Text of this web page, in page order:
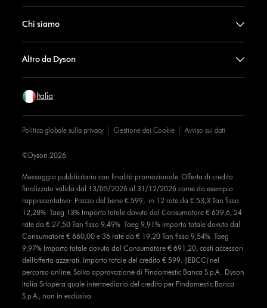
Chi siamo
Altro da Dyson
Italia
Politica globale sulla privacy Gestione dei Cookie Avviso sui dati
Messaggio pubblicitario con finalità promozionale. Offerta di credito
finalizzato valida dal 13/05/2026 al 31/12/2026 come da esempio
rappresentativo: Prezzo del bene € 599, in 12 rate da € 53,3 Tan fisso
12,28% Taeg 13% Importo totale dovuto dal Consumatore € 639,6, 24
rate da € 27,50 Tan fisso 9,49% Taeg 9,91% Importo totale dovuto dal
Consumatore € 660,00 e 36 rate da € 19,20 Tan fisso 9,54% Taeg
9,97% Importo totale dovuto dal Consumatore € 691,20, costi accessori
dell’offerta azzerati. Importo totale del credito € 599. (IEBCC) nel
percorso online. Salvo approvazione di Findomestic Banca S.p.A.. Dyson
Italia Srlopera quale intermediario del credito per Findomestic Banca
S.p.A., non in esclusiva.
©Dyson 2026